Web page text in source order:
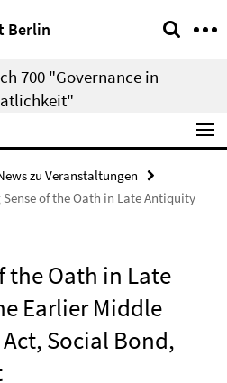
Berlin
700 "Governance in
zu Veranstaltungen
Sense of the Oath in Late Antiquity
the Oath in Late
Earlier Middle
Social Bond,